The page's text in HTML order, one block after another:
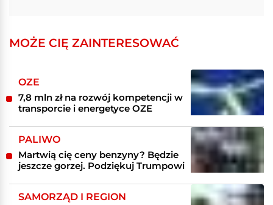
MOŻE CIĘ ZAINTERESOWAĆ
OZE
7,8 mln zł na rozwój kompetencji w
transporcie i energetyce OZE
PALIWO
Martwią cię ceny benzyny? Będzie
jeszcze gorzej. Podziękuj Trumpowi
SAMORZĄD I REGION